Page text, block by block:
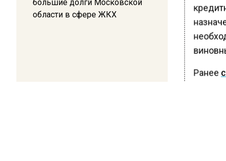
большие долги Московской
области в сфере ЖКХ
Ранее